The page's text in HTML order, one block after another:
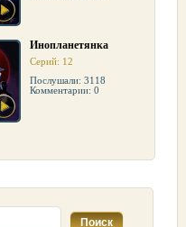
Инопланетянка
Серий: 12
Послушали: 3118
Комментарии: 0